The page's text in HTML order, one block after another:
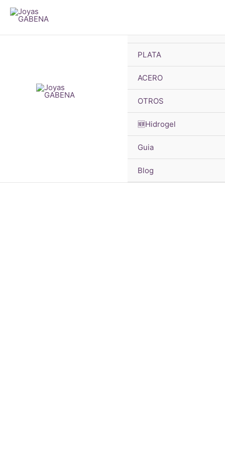
contenido
PLATA
ACERO
OTROS
🆕Hidrogel
Guia
Blog